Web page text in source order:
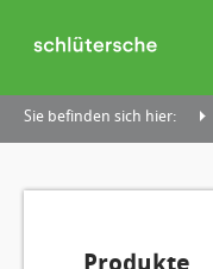
Sie befinden sich hier: